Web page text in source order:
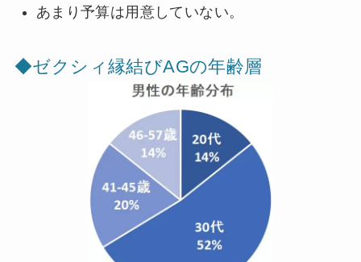
あまり予算は用意していない。
◆ゼクシィ縁結びAGの年齢層